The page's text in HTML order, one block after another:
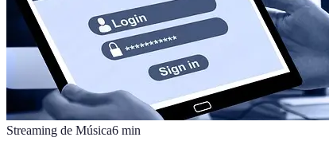
Streaming de Música6 min